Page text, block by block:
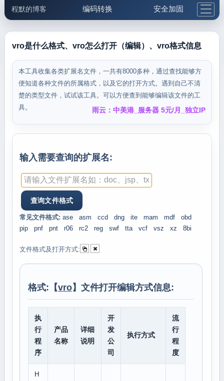
程默的博客 编码转换 安全加固
邮件工具 生活便民 更多工具
5.1支付宝大红包
vro是什么格式、vro怎么打开（编辑）、vro格式信息
本工具收集各类扩展名文件，一共有8000多种，通过查找能够方
便知道各种文件的所属格式，以及它的打开方式。遇到自己不清
楚的类型文件，试试该工具。可以方便查到能够编辑该文件的工
具。
雨云：中美港_服务器 5元/月_独立IP
输入需要查询的扩展名:
常见文件格式: ase asm ccd dng ite mam mdf
obd
pip
pnf pnt r06 rc2 reg swf tta vcf vsz xz 8bi
文件格式及打开方式:
格式:【vro】文件打开编辑方式信息:
执
行
程
序
产品
名称
详细
说明
开
发
公
司
执行方式
流
行
程
度
H